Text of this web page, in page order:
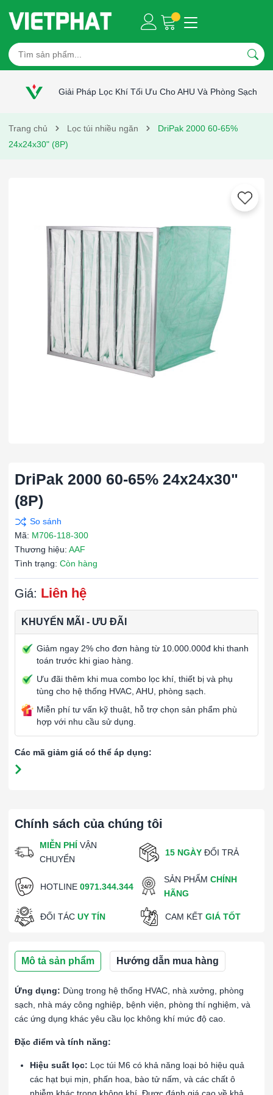
Giải Pháp Lọc Khí Tối Ưu Cho AHU Và Phòng Sạch
Trang chủ Lọc túi nhiều ngăn
DriPak 2000 60-65%
24x24x30" (8P)
Chính sách của chúng tôi
MIỄN PHÍ VẬN
CHUYỂN
15 NGÀY ĐỔI TRẢ
HOTLINE 0971.344.344
SẢN PHẨMCHÍNH
HÃNG
ĐỐI TÁC UY TÍN CAM KẾT GIÁ TỐT
Mô tả sản phẩm Hướng dẫn mua hàng
Ứng dụng: Dùng trong hệ thống HVAC, nhà xưởng, phòng
sạch, nhà máy công nghiệp, bệnh viện, phòng thí nghiệm, và
các ứng dụng khác yêu cầu lọc không khí mức độ cao.
Đặc điểm và tính năng:
Hiệu suất lọc: Lọc túi M6 có khả năng loại bỏ hiệu quả
các hạt bụi mịn, phấn hoa, bào tử nấm, và các chất ô
DriPak 2000 60-65% 24x24x30"
(8P)
Mã: M706-118-300
Thương hiệu: AAF
Tình trạng: Còn hàng
Giá: Liên hệ
KHUYẾN MÃI - ƯU ĐÃI
Giảm ngay 2% cho đơn hàng từ 10.000.000đ khi thanh
toán trước khi giao hàng.
Ưu đãi thêm khi mua combo lọc khí, thiết bị và phụ
tùng cho hệ thống HVAC, AHU, phòng sạch.
Miễn phí tư vấn kỹ thuật, hỗ trợ chọn sản phẩm phù
hợp với nhu cầu sử dụng.
Các mã giảm giá có thể áp dụng: